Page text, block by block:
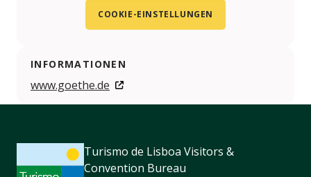
COOKIE-EINSTELLUNGEN
INFORMATIONEN
www.goethe.de
Turismo de Lisboa Visitors &
Convention Bureau